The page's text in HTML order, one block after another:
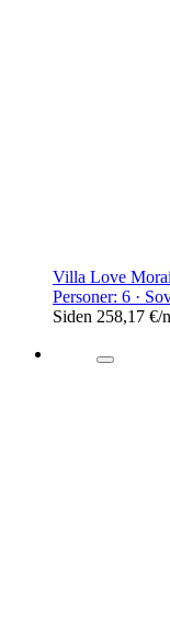
Villa Love
Personer: 6 ·
Siden 258,17 €/